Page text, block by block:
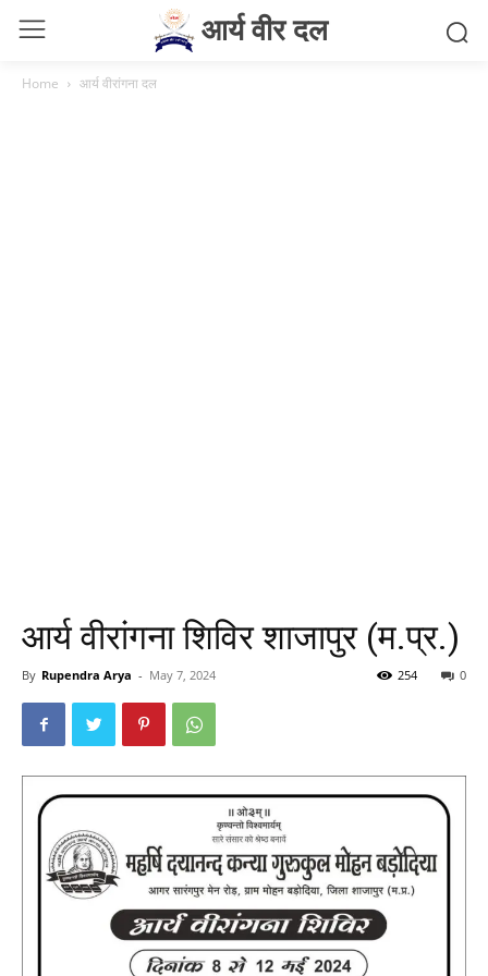
आर्य वीर दल
Home आर्य वीरांगना दल
आर्य वीरांगना शिविर शाजापुर (म.प्र.)
By Rupendra Arya - May 7, 2024 0
254